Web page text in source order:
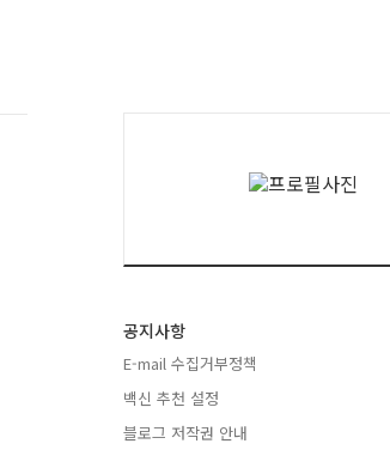
공지사항
E-mail 수집거부정책
백신 추천 설정
블로그 저작권 안내